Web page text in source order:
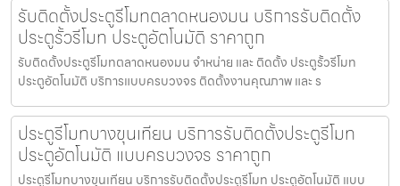
รับติดตั้งประตูรีโมทตลาดหนองมน บริการรับติดตั้ง
ประตูรั้วรีโมท ประตูอัตโนมัติ ราคาถูก
รับติดตั้งประตูรีโมทตลาดหนองมน จำหน่าย และ ติดตั้ง ประตูรั้วรีโมท
ประตูอัตโนมัติ บริการแบบครบวงจร ติดตั้งงานคุณภาพ และ ร
ประตูรีโมทบางขุนเทียน บริการรับติดตั้งประตูรีโมท
ประตูอัตโนมัติ แบบครบวงจร ราคาถูก
ประตูรีโมทบางขุนเทียน บริการรับติดตั้งประตูรีโมท ประตูอัตโนมัติ แบบ